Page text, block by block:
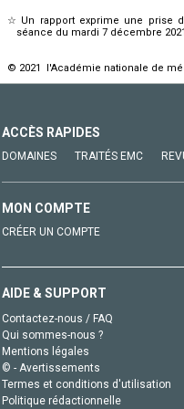
☆ Un rapport exprime une prise
séance du mardi 7 décembre
© 2021 l'Académie nationale de
ACCÈS RAPIDES
DOMAINES TRAITÉS EMC
MON COMPTE
CRÉER UN COMPTE
AIDE & SUPPORT
Contactez-nous / FAQ
Qui sommes-nous ?
Mentions légales
© - Avertissements
Termes et conditions d'utilisation
Politique rédactionnelle